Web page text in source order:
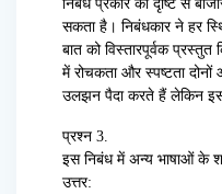
निबंध प्रकार की दृष्टि से
सकता है। निबंधकार ने हर
बात को विस्तारपूर्वक
में रोचकता और स्पष्टता दोनों
उलझन पैदा करते हैं लेकिन
प्रश्न 3.
इस निबंध में अन्य भाषाओं के
उत्तर: